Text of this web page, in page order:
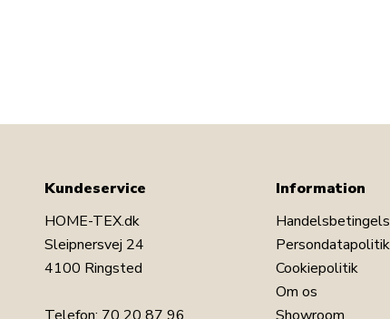
Kundeservice
HOME-TEX.dk
Sleipnersvej 24
4100 Ringsted
Information
Persondatapolitik
Cookiepolitik
Om os